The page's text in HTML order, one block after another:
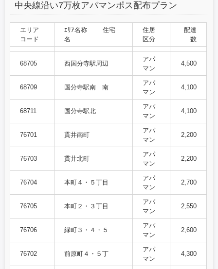
中央線沿い7万枚アパマンポス配布プラン
エリア
コード
ｴﾘｱ名称 住宅
名
住居
区分
配達
数
68705 西国分寺駅周辺
アパ
マン
4,500
68709 国分寺駅南 南
アパ
マン
4,100
68711 国分寺駅北
アパ
マン
4,100
76701 貫井南町
アパ
マン
2,200
76703 貫井北町
アパ
マン
2,200
76704 本町４・５丁目
アパ
マン
2,700
76705 本町２・３丁目
アパ
マン
2,550
76706 緑町３・４・５
アパ
マン
2,600
76702 前原町４・５丁
アパ
マン
4,300